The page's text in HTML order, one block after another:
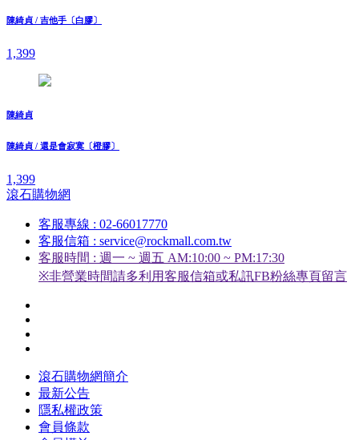
陳綺貞 / 吉他手〔白膠〕
1,399
陳綺貞
陳綺貞 / 還是會寂寞〔橙膠〕
1,399
滾石購物網
客服專線 : 02-66017770
客服信箱 : service@rockmall.com.tw
客服時間 : 週一 ~ 週五 AM:10:00 ~ PM:17:30
※非營業時間請多利用客服信箱或私訊FB粉絲專頁留言
滾石購物網簡介
最新公告
隱私權政策
會員條款